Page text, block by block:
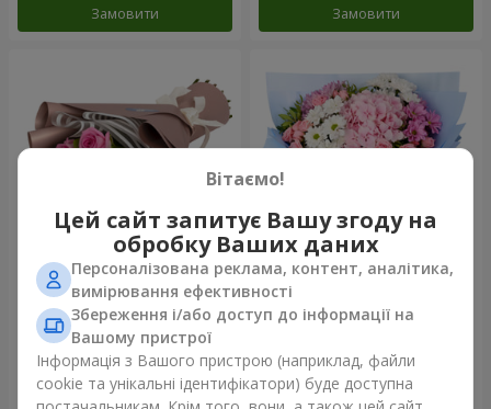
Замовити Замовити
Букет "7 рожевих троянд!"
949 грн
Замовити
Романтичний букет
"Небеса"
Замовити
Вітаємо!
Цей сайт запитує Вашу згоду на
обробку Ваших даних
Персоналізована реклама, контент, аналітика,
вимірювання ефективності
Збереження і/або доступ до інформації на
Вашому пристрої
Інформація з Вашого пристрою (наприклад, файли
cookie та унікальні ідентифікатори) буде доступна